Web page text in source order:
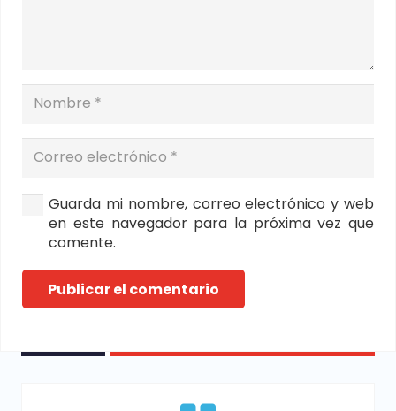
Guarda mi nombre, correo electrónico y web
en este navegador para la próxima vez que
comente.
Publicar el comentario